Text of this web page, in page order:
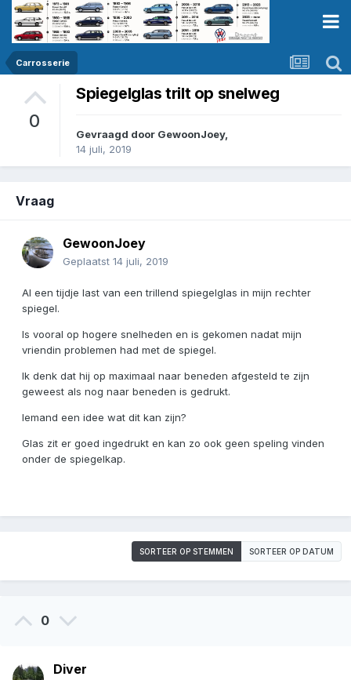
Carrosserie
0
Spiegelglas trilt op snelweg
Gevraagd door GewoonJoey,
14 juli, 2019
Vraag
GewoonJoey
Geplaatst 14 juli, 2019
Al een tijdje last van een trillend spiegelglas in mijn rechter
spiegel.
Is vooral op hogere snelheden en is gekomen nadat mijn
vriendin problemen had met de spiegel.
Ik denk dat hij op maximaal naar beneden afgesteld te zijn
geweest als nog naar beneden is gedrukt.
Iemand een idee wat dit kan zijn?
Glas zit er goed ingedrukt en kan zo ook geen speling vinden
onder de spiegelkap.
SORTEER OP STEMMEN SORTEER OP DATUM
0
Diver